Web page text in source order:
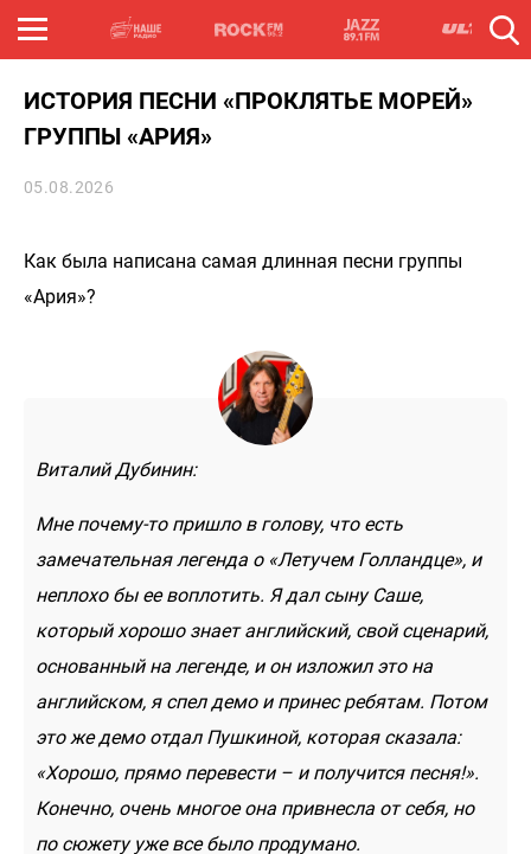
ИСТОРИЯ ПЕСНИ «ПРОКЛЯТЬЕ МОРЕЙ»
ГРУППЫ «АРИЯ»
05.08.2026
Как была написана самая длинная песни группы
«Ария»?
Виталий Дубинин:
Мне почему-то пришло в голову, что есть
замечательная легенда о «Летучем Голландце», и
неплохо бы ее воплотить. Я дал сыну Саше,
который хорошо знает английский, свой сценарий,
основанный на легенде, и он изложил это на
английском, я спел демо и принес ребятам. Потом
это же демо отдал Пушкиной, которая сказала:
«Хорошо, прямо перевести – и получится песня!».
Конечно, очень многое она привнесла от себя, но
по сюжету уже все было продумано.